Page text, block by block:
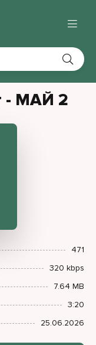
- МАЙ 2
471
320 kbps
7.64 MB
3:20
25.06.2026